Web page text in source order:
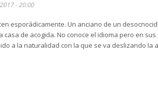
- 20:00
esporádicamente. Un anciano de un
de acogida. No conoce el idioma pero en
a la naturalidad con la que se va deslizando la